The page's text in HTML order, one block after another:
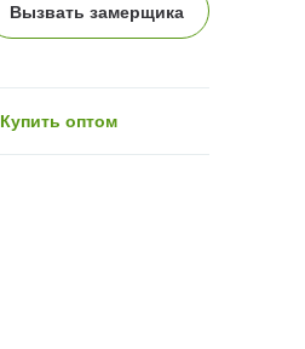
Вызвать замерщика
Купить оптом